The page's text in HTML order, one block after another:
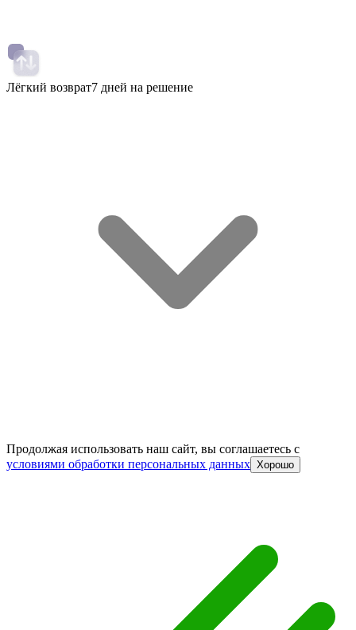
Лёгкий возврат7 дней на решение
Продолжая использовать наш сайт, вы соглашаетесь c
условиями обработки персональных данных Хорошо